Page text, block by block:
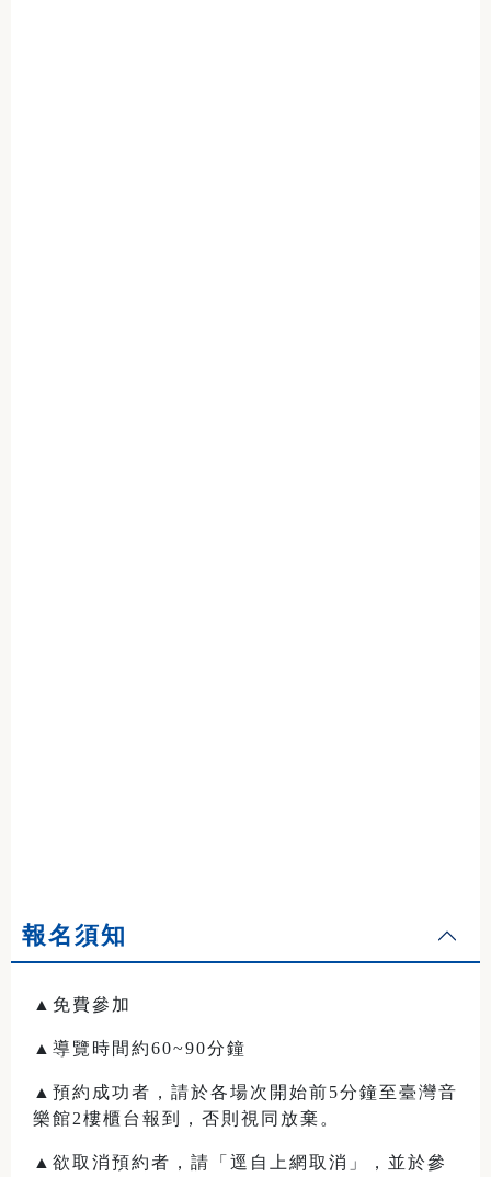
報名須知
▲免費參加
▲導覽時間約60~90分鐘
▲預約成功者，請於各場次開始前5分鐘至臺灣音
樂館2樓櫃台報到，否則視同放棄。
▲欲取消預約者，請「逕自上網取消」，並於參